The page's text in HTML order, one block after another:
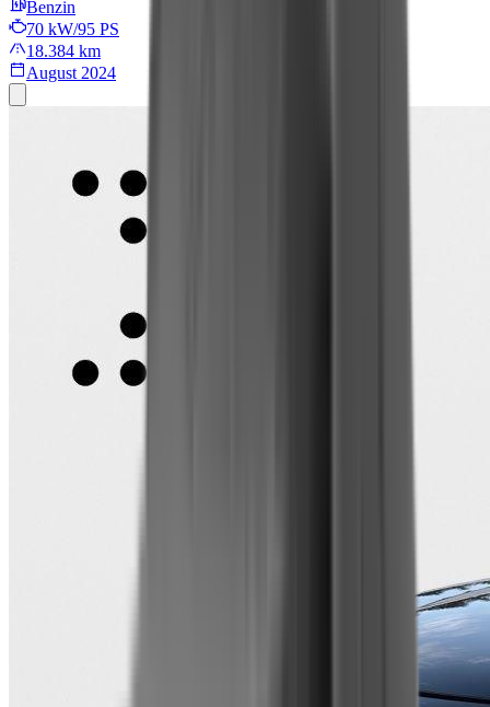
Benzin
70 kW/95 PS
18.384 km
August 2024